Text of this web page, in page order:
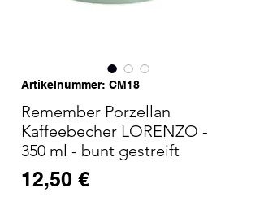
Artikelnummer: CM18
Remember Porzellan
Kaffeebecher LORENZO -
350 ml - bunt gestreift
12,50 €Preis